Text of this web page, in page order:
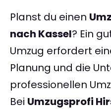
Planst du einen
nach Kassel? Ein
Umzug erfordert
Planung und die
professionellen
Bei Umzugsprofi